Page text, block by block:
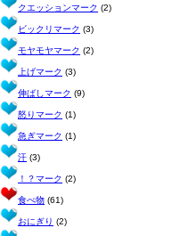
クエッションマーク (2)
ビックリマーク (3)
モヤモヤマーク (2)
上げマーク (3)
伸ばしマーク (9)
怒りマーク (1)
急ぎマーク (1)
汗 (3)
！？マーク (2)
食べ物 (61)
おにぎり (2)